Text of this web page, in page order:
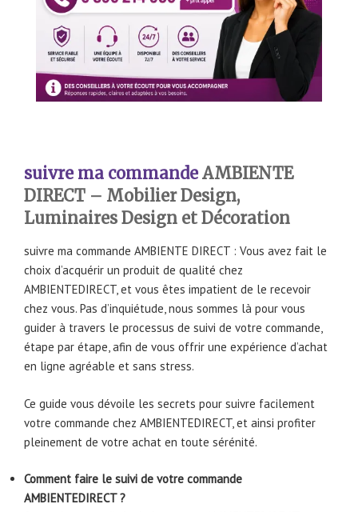
suivre ma commandeAMBIENTE
DIRECT – Mobilier Design,
Luminaires Design et Décoration
suivre ma commande AMBIENTE DIRECT : Vous avez fait le
choix d’acquérir un produit de qualité chez
AMBIENTEDIRECT, et vous êtes impatient de le recevoir
chez vous. Pas d’inquiétude, nous sommes là pour vous
guider à travers le processus de suivi de votre commande,
étape par étape, afin de vous offrir une expérience d’achat
en ligne agréable et sans stress.
Ce guide vous dévoile les secrets pour suivre facilement
votre commande chez AMBIENTEDIRECT, et ainsi profiter
pleinement de votre achat en toute sérénité.
Comment faire le suivi de votre commande
AMBIENTEDIRECT ?